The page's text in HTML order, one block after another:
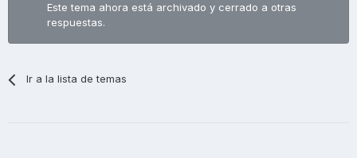
Este tema ahora está archivado y cerrado a otras
respuestas.
Ir a la lista de temas